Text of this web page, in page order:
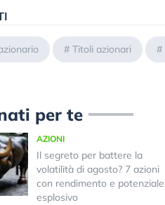
# Titoli azionari #
per te
AZIONI
Il segreto per battere la
volatilità di agosto? 7 azioni
con rendimento e potenziale
esplosivo